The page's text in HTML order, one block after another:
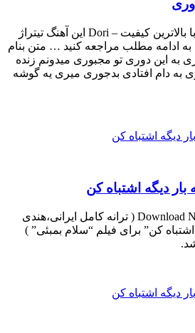
بنیامین بهادری بنام دوری با بالاترین کیفیت – Dori این آهنگ تیتراژ
به ادامه مطلب مراجعه کنید … متن بنام
به این دوری تو مجبوری میدونم زنده
به دام افتادی بدجوری میری یه گوشه
بار دیگه اشتباه کن
به نام Download New Song By Called ( ترانه کامل ایرانی،هندی
اشتباه کن” برای فیلم “سلام بمبئی” )